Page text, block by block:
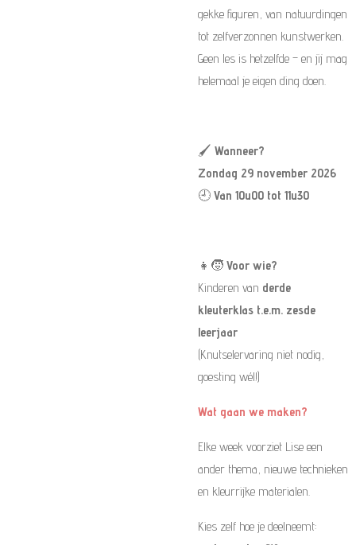
gekke figuren, van natuurdingen
tot zelfverzonnen kunstwerken.
Geen les is hetzelfde – en jij mag
helemaal je eigen ding doen.
🖌️ Wanneer?
Zondag 29 november 2026
🕘 Van 10u00 tot 11u30
👧🧒 Voor wie?
Kinderen van derde
kleuterklas t.e.m. zesde
leerjaar
(Knutselervaring niet nodig,
goesting wél!)
Wat gaan we maken?
Elke week voorziet Lise een
ander thema, nieuwe technieken
en kleurrijke materialen.
Kies zelf hoe je deelneemt: